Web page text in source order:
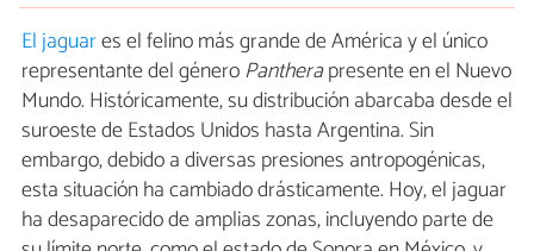
El jaguares el felino más grande de América y el único
representante del géneroPantherapresente en el Nuevo
Mundo. Históricamente, su distribución abarcaba desde el
suroeste de Estados Unidos hasta Argentina. Sin
embargo, debido a diversas presiones antropogénicas,
esta situación ha cambiado drásticamente. Hoy, el jaguar
ha desaparecido de amplias zonas, incluyendo parte de